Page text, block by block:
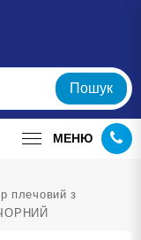
Пошук
МЕНЮ
плечовий з
ЧОРНИЙ